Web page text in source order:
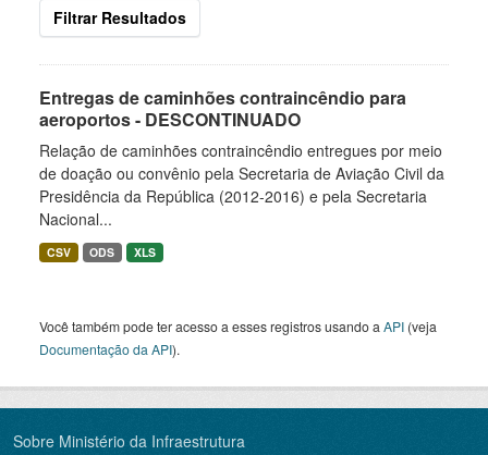
Filtrar Resultados
Entregas de caminhões contraincêndio para
aeroportos - DESCONTINUADO
Relação de caminhões contraincêndio entregues por meio
de doação ou convênio pela Secretaria de Aviação Civil da
Presidência da República (2012-2016) e pela Secretaria
Nacional...
CSV ODS XLS
Você também pode ter acesso a esses registros usando a API (veja
Documentação da API).
Sobre Ministério da Infraestrutura